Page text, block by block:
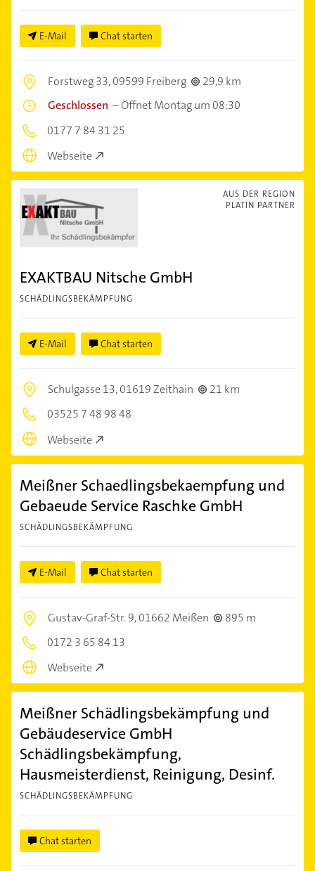
E-Mail Chat starten
Forstweg 33,09599 Freiberg
29,9 km
Geschlossen –Öffnet Montag um 08:30
0177 7 84 31 25
Webseite
AUS DER REGION
PLATIN PARTNER
EXAKTBAU Nitsche GmbH
SCHÄDLINGSBEKÄMPFUNG
E-Mail Chat starten
Schulgasse 13,01619 Zeithain
21 km
03525 7 48 98 48
Webseite
Meißner Schaedlingsbekaempfung und
Gebaeude Service Raschke GmbH
SCHÄDLINGSBEKÄMPFUNG
E-Mail Chat starten
Gustav-Graf-Str. 9,01662 Meißen
895 m
0172 3 65 84 13
Webseite
Meißner Schädlingsbekämpfung und
Gebäudeservice GmbH
Schädlingsbekämpfung,
Hausmeisterdienst, Reinigung, Desinf.
SCHÄDLINGSBEKÄMPFUNG
Chat starten